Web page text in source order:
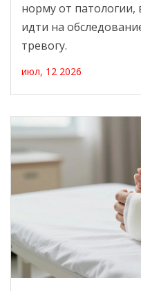
норму от патологии,
идти на
тревогу.
июл, 12 2026